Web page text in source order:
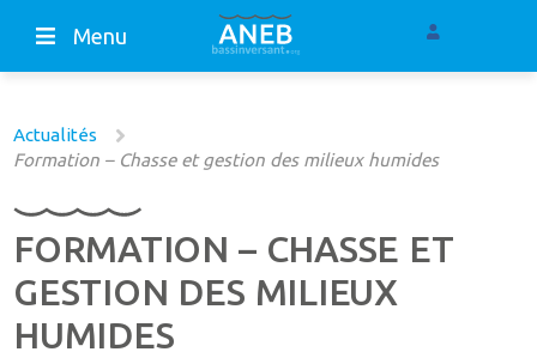
Menu
Actualités
Formation – Chasse et gestion des milieux humides
FORMATION – CHASSE ET
GESTION DES MILIEUX
HUMIDES